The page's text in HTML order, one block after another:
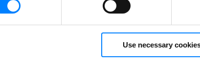
Use necessary
person. Oplysninger, der, i sig selv eller sammen med andre
betragtes som personoplysninger.